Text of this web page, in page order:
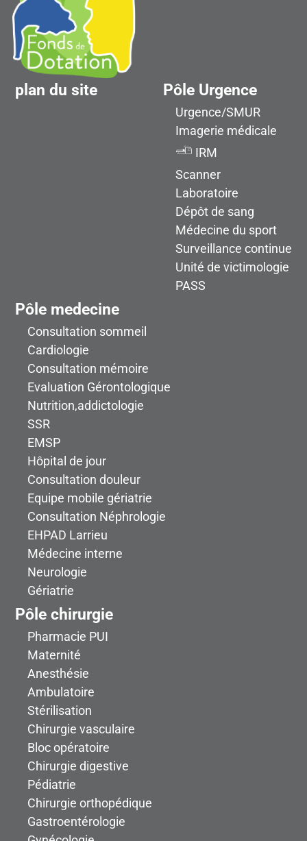
plan du site Pôle Urgence
Urgence/SMUR
Imagerie médicale
IRM
Scanner
Laboratoire
Dépôt de sang
Médecine du sport
Surveillance continue
Unité de victimologie
PASS
Pôle medecine
Consultation sommeil
Cardiologie
Consultation mémoire
Evaluation Gérontologique
Nutrition,addictologie
SSR
EMSP
Hôpital de jour
Consultation douleur
Equipe mobile gériatrie
Consultation Néphrologie
EHPAD Larrieu
Médecine interne
Neurologie
Gériatrie
Pôle chirurgie
Pharmacie PUI
Maternité
Anesthésie
Ambulatoire
Stérilisation
Chirurgie vasculaire
Bloc opératoire
Chirurgie digestive
Pédiatrie
Chirurgie orthopédique
Gastroentérologie